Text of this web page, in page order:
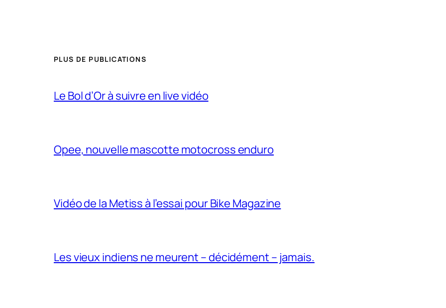
PLUS DE PUBLICATIONS
Le Bol d’Or à suivre en live vidéo
Opee, nouvelle mascotte motocross enduro
Vidéo de la Metiss à l’essai pour Bike Magazine
Les vieux indiens ne meurent – décidément – jamais.